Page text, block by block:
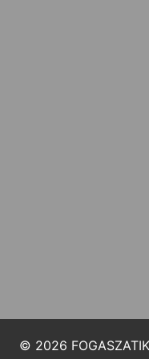
© 2026